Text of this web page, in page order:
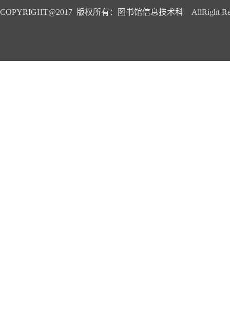
COPYRIGHT@2017 版权所有：图书馆信息技术科 AllRight